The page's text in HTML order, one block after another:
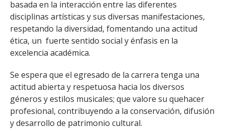
basada en la interacción entre las diferentes
disciplinas artísticas y sus diversas manifestaciones,
respetando la diversidad, fomentando una actitud
ética, un fuerte sentido social y énfasis en la
excelencia académica.
Se espera que el egresado de la carrera tenga una
actitud abierta y respetuosa hacia los diversos
géneros y estilos musicales; que valore su quehacer
profesional, contribuyendo a la conservación, difusión
y desarrollo de patrimonio cultural.